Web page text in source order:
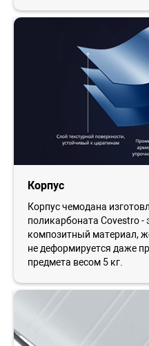
Корпус
Корпус чемодана
поликарбоната Covestro -
композитный материал,
не деформируется даже
предмета весом 5 кг.